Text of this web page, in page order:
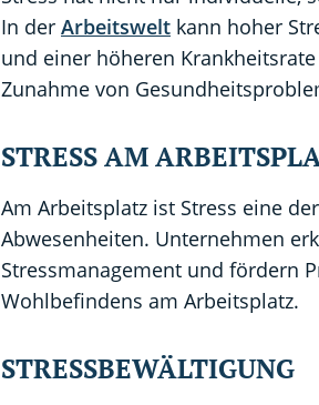
In der Arbeitsweltkann hoher
und einer höheren
Zunahme von
STRESS AM
Am Arbeitsplatz ist Stress eine
Abwesenheiten. Unternehmen
Stressmanagement und fördern
Wohlbefindens am Arbeitsplatz.
STRESSBEWÄLTIGUNG